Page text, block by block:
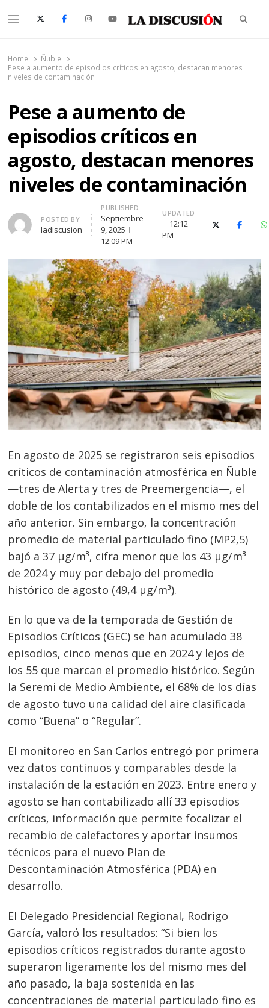
Menu
Home
Ñuble
Pese a aumento de episodios críticos en agosto, destacan menores
niveles de contaminación
Pese a aumento de
episodios críticos en
agosto, destacan menores
niveles de contaminación
Author
POSTED BY
ladiscusion
PUBLISHED
Septiembre
9, 2025
12:09 PM
UPDATED
12:12
PM
X (Twitter)
En agosto de 2025 se registraron seis episodios
críticos de contaminación atmosférica en Ñuble
—tres de Alerta y tres de Preemergencia—, el
doble de los contabilizados en el mismo mes del
año anterior. Sin embargo, la concentración
promedio de material particulado fino (MP2,5)
bajó a 37 µg/m³, cifra menor que los 43 µg/m³
de 2024 y muy por debajo del promedio
histórico de agosto (49,4 µg/m³).
En lo que va de la temporada de Gestión de
Episodios Críticos (GEC) se han acumulado 38
episodios, cinco menos que en 2024 y lejos de
los 55 que marcan el promedio histórico. Según
la Seremi de Medio Ambiente, el 68% de los días
de agosto tuvo una calidad del aire clasificada
como “Buena” o “Regular”.
El monitoreo en San Carlos entregó por primera
vez datos continuos y comparables desde la
instalación de la estación en 2023. Entre enero y
agosto se han contabilizado allí 33 episodios
críticos, información que permite focalizar el
recambio de calefactores y aportar insumos
técnicos para el nuevo Plan de
Descontaminación Atmosférica (PDA) en
desarrollo.
El Delegado Presidencial Regional, Rodrigo
García, valoró los resultados: “Si bien los
episodios críticos registrados durante agosto
superaron ligeramente los del mismo mes del
año pasado, la baja sostenida en las
concentraciones de material particulado fino es
Navegación
de
entradas